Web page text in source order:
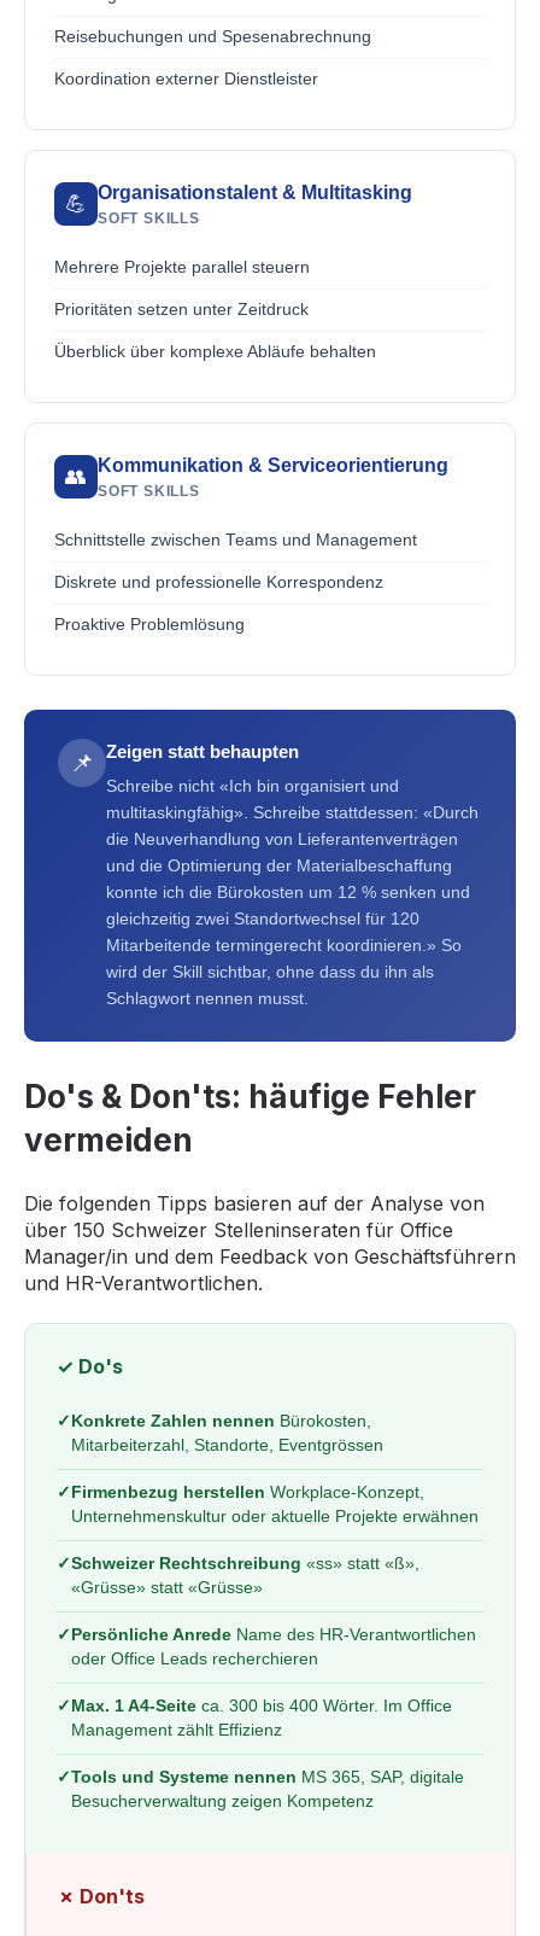
Reisebuchungen und Spesenabrechnung
Koordination externer Dienstleister
💪 Organisationstalent & Multitasking
SOFT SKILLS
Mehrere Projekte parallel steuern
Prioritäten setzen unter Zeitdruck
Überblick über komplexe Abläufe behalten
👥 Kommunikation & Serviceorientierung
SOFT SKILLS
Schnittstelle zwischen Teams und Management
Diskrete und professionelle Korrespondenz
Proaktive Problemlösung
📌 Zeigen statt behaupten
Schreibe nicht «Ich bin organisiert und
multitaskingfähig». Schreibe stattdessen: «Durch
die Neuverhandlung von Lieferantenverträgen
und die Optimierung der Materialbeschaffung
konnte ich die Bürokosten um 12 % senken und
gleichzeitig zwei Standortwechsel für 120
Mitarbeitende termingerecht koordinieren.» So
wird der Skill sichtbar, ohne dass du ihn als
Schlagwort nennen musst.
Do's & Don'ts: häufige Fehler
vermeiden
Die folgenden Tipps basieren auf der Analyse von
über 150 Schweizer Stelleninseraten für Office
Manager/in und dem Feedback von Geschäftsführern
und HR-Verantwortlichen.
✓ Do's
✓ Konkrete Zahlen nennen Bürokosten,
Mitarbeiterzahl, Standorte, Eventgrössen
✓ Firmenbezug herstellen Workplace-Konzept,
Unternehmenskultur oder aktuelle Projekte erwähnen
✓Schweizer Rechtschreibung «ss» statt «ß»,
«Grüsse» statt «Grüsse»
✓ Persönliche Anrede Name des HR-Verantwortlichen
oder Office Leads recherchieren
✓ Max. 1 A4-Seite ca. 300 bis 400 Wörter. Im Office
Management zählt Effizienz
✓Tools und Systeme nennen MS 365, SAP, digitale
Besucherverwaltung zeigen Kompetenz
✗ Don'ts